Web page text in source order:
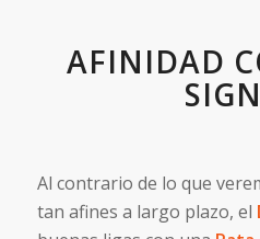
AFINIDAD
Al contrario de lo que
tan afines a largo plazo, el